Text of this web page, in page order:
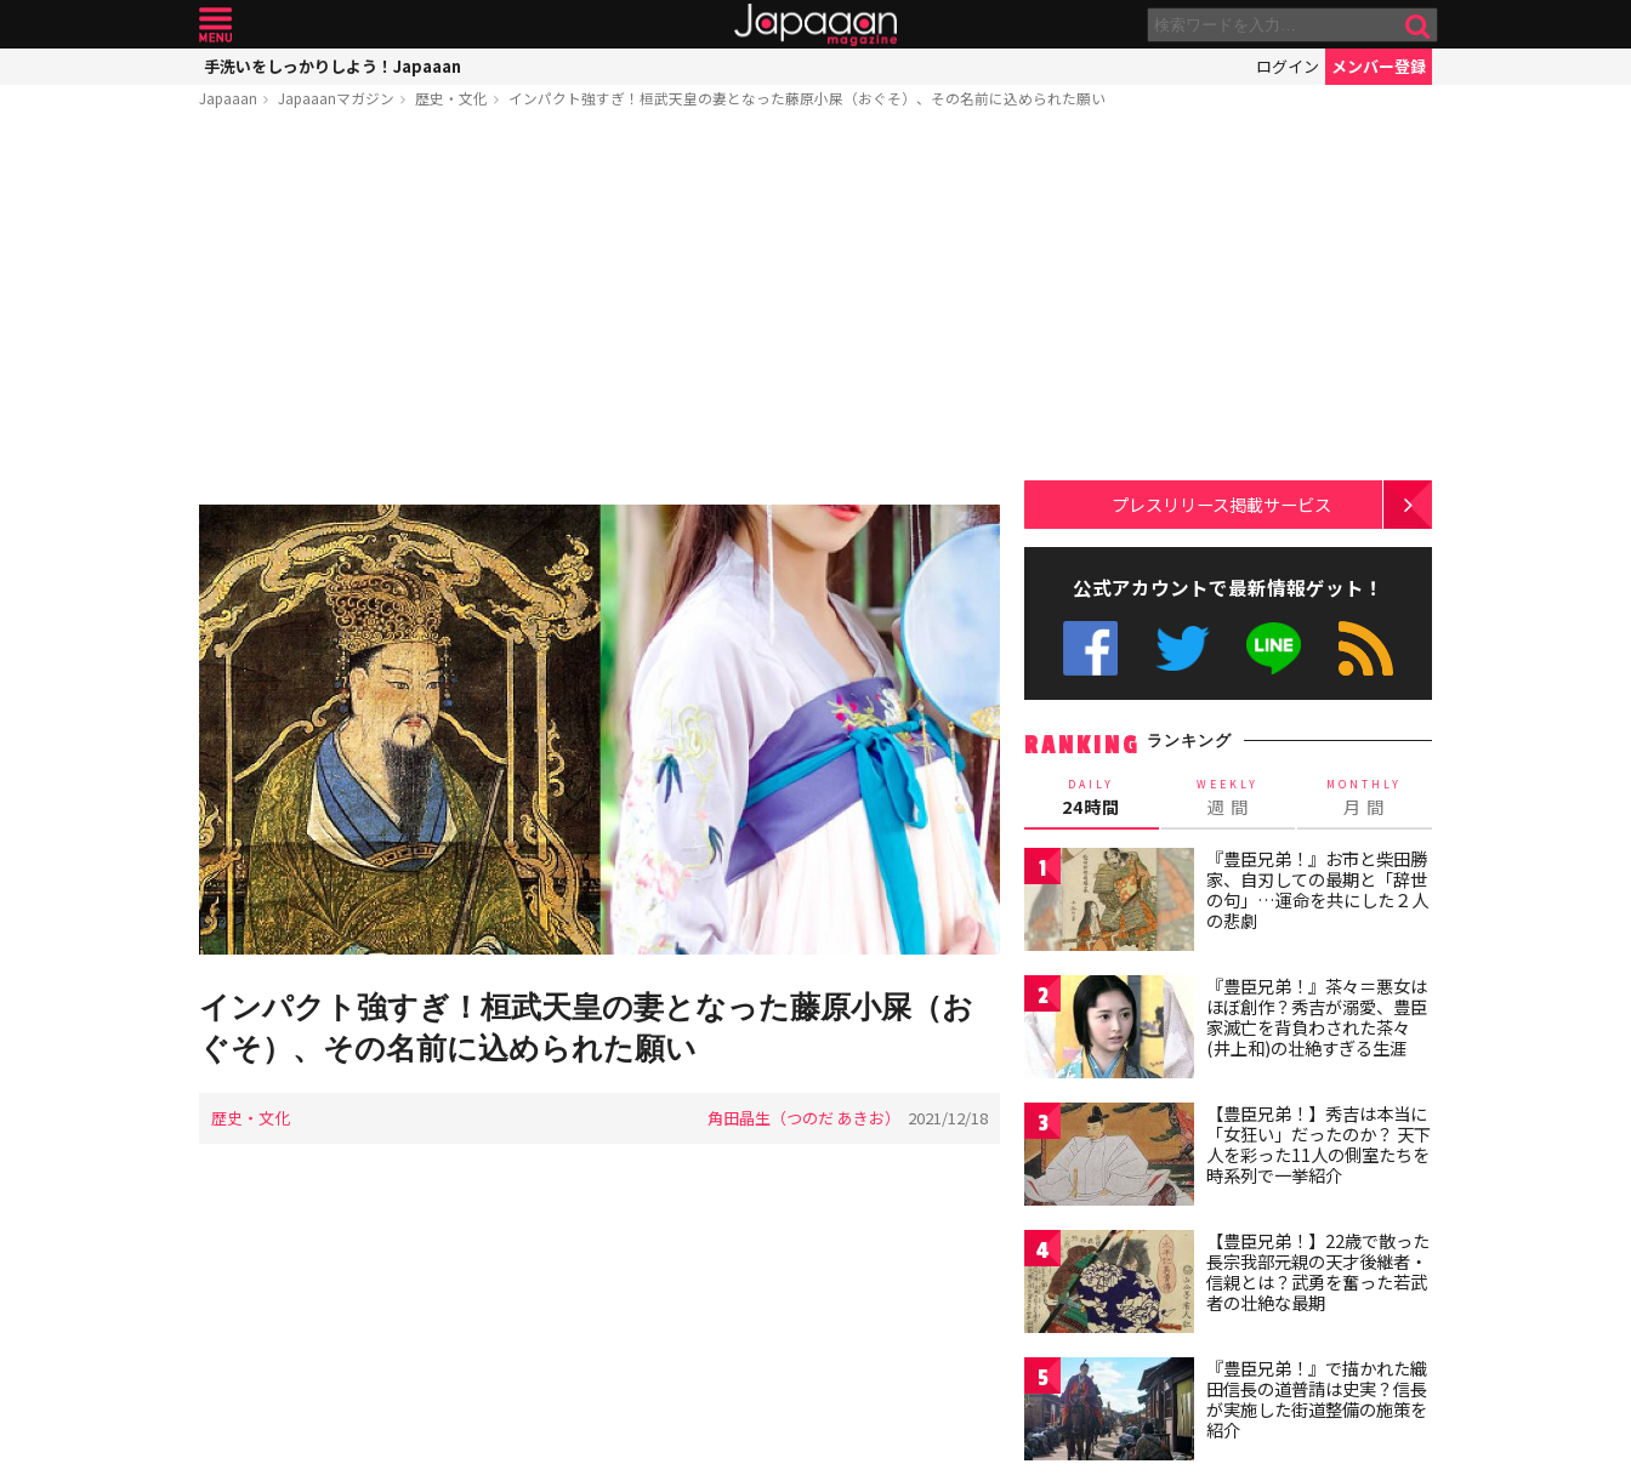
手洗いをしっかりしよう！Japaaan ログイン メンバー登録
Japaaan Japaaanマガジン 歴史・文化 インパクト強すぎ！桓武天皇の妻となった藤原小屎（おぐそ）、その名前に込められた願い
インパクト強すぎ！桓武天皇の妻となった藤原小屎（お
ぐそ）、その名前に込められた願い
歴史・文化 角田晶生（つのだ あきお） 2021/12/18
プレスリリース掲載サービス
公式アカウントで最新情報ゲット！
RANKING ランキング
DAILY
24時間
WEEKLY
週 間
MONTHLY
月 間
1
『豊臣兄弟！』お市と柴田勝
家、自刃しての最期と「辞世
の句」…運命を共にした２人
の悲劇
2
『豊臣兄弟！』茶々＝悪女は
ほぼ創作？秀吉が溺愛、豊臣
家滅亡を背負わされた茶々
(井上和)の壮絶すぎる生涯
3
【豊臣兄弟！】秀吉は本当に
「女狂い」だったのか？ 天下
人を彩った11人の側室たちを
時系列で一挙紹介
4
【豊臣兄弟！】22歳で散った
長宗我部元親の天才後継者・
信親とは？武勇を奮った若武
者の壮絶な最期
5
『豊臣兄弟！』で描かれた織
田信長の道普請は史実？信長
が実施した街道整備の施策を
紹介